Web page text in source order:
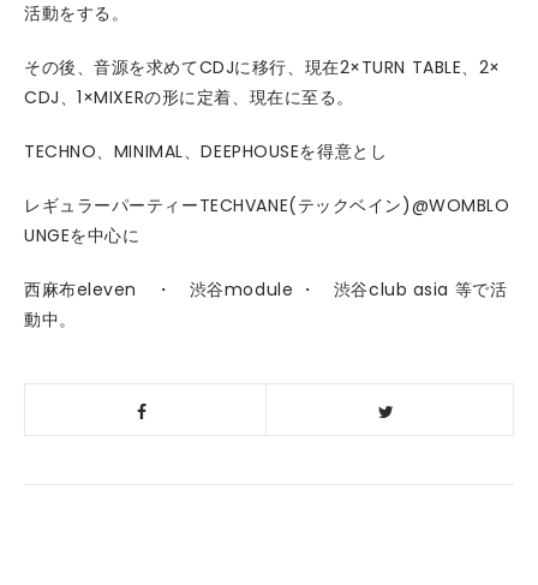
活動をする。
その後、音源を求めてCDJに移行、現在2×TURN TABLE、2×
CDJ、1×MIXERの形に定着、現在に至る。
TECHNO、MINIMAL、DEEPHOUSEを得意とし
レギュラーパーティーTECHVANE(テックベイン)@WOMBLO
UNGEを中心に
西麻布eleven ・ 渋谷module ・ 渋谷club asia 等で活
動中。